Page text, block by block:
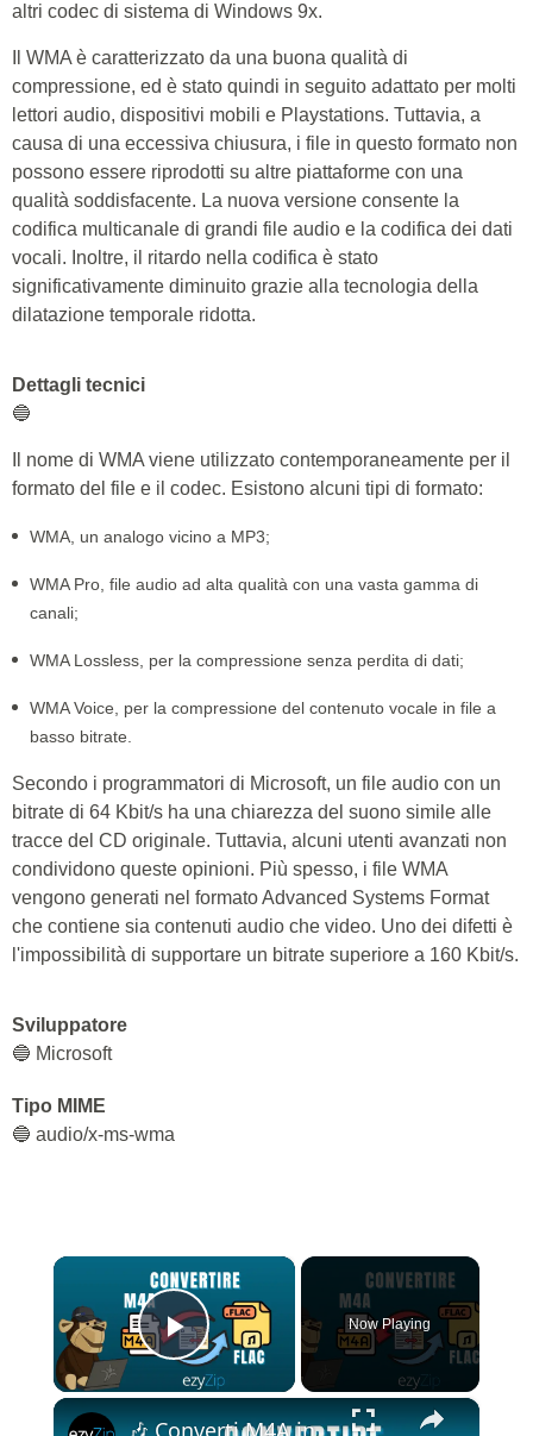
altri codec di sistema di Windows 9x.
Il WMA è caratterizzato da una buona qualità di
compressione, ed è stato quindi in seguito adattato per molti
lettori audio, dispositivi mobili e Playstations. Tuttavia, a
causa di una eccessiva chiusura, i file in questo formato non
possono essere riprodotti su altre piattaforme con una
qualità soddisfacente. La nuova versione consente la
codifica multicanale di grandi file audio e la codifica dei dati
vocali. Inoltre, il ritardo nella codifica è stato
significativamente diminuito grazie alla tecnologia della
dilatazione temporale ridotta.
Dettagli tecnici
🔵
Il nome di WMA viene utilizzato contemporaneamente per il
formato del file e il codec. Esistono alcuni tipi di formato:
WMA, un analogo vicino a MP3;
WMA Pro, file audio ad alta qualità con una vasta gamma di
canali;
WMA Lossless, per la compressione senza perdita di dati;
WMA Voice, per la compressione del contenuto vocale in file a
basso bitrate.
Secondo i programmatori di Microsoft, un file audio con un
bitrate di 64 Kbit/s ha una chiarezza del suono simile alle
tracce del CD originale. Tuttavia, alcuni utenti avanzati non
condividono queste opinioni. Più spesso, i file WMA
vengono generati nel formato Advanced Systems Format
che contiene sia contenuti audio che video. Uno dei difetti è
l'impossibilità di supportare un bitrate superiore a 160 Kbit/s.
Sviluppatore
🔵 Microsoft
Tipo MIME
🔵 audio/x-ms-wma
×
Play Video
Now Playing
×
🎶 Converti M4A in FLAC Online: Gratis e Senza App